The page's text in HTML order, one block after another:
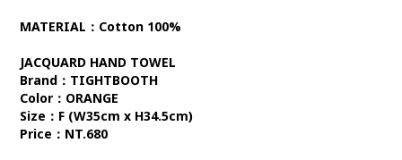
MATERIAL：Cotton 100%
JACQUARD HAND TOWEL
Brand：TIGHTBOOTH
Color：ORANGE
Size：F (W35cm x H34.5cm)
Price：NT.680